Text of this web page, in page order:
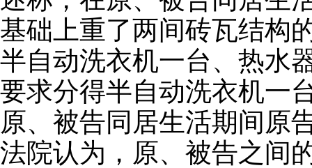
基础上重了两间砖瓦结构
半自动洗衣机一台、热水
要求分得半自动洗衣机一
原、被告同居生活期间原
法院认为，原、被告之间